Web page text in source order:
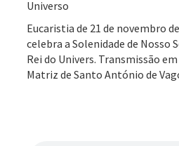
Eucaristia de 21 de novembro
celebra a Solenidade de Nosso
Rei do Univers. Transmissão
Matriz de Santo António de